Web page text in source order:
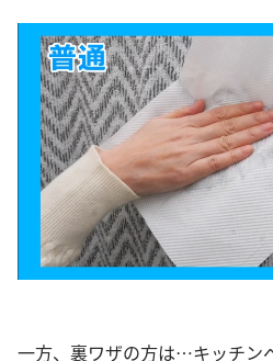
一方、裏ワザの方は…キッチン